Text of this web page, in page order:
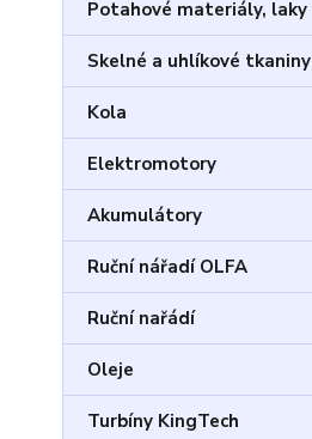
Potahové materiály, laky
Skelné a uhlíkové tkaniny
Kola
Elektromotory
Akumulátory
Ruční nářadí OLFA
Ruční nařádí
Oleje
Turbíny KingTech